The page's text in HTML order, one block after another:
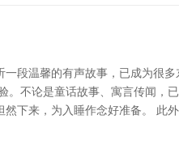
段温馨的有声故事，已成为很
不论是童话故事、寓言传闻，
下来，为入睡作念好准备。 此